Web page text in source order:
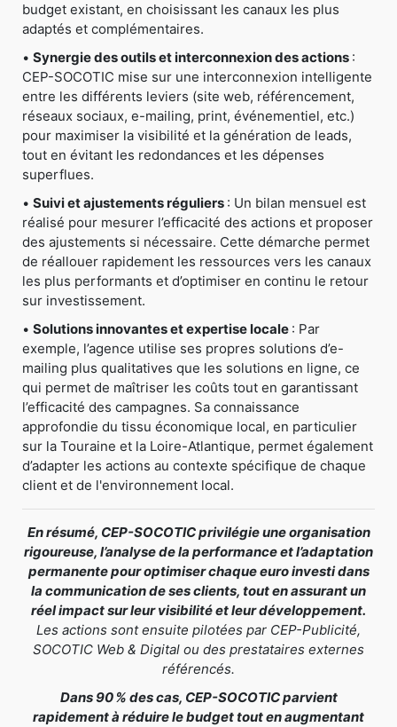
budget existant, en choisissant les canaux les plus
adaptés et complémentaires.
• Synergie des outils et interconnexion des actions :
CEP-SOCOTIC mise sur une interconnexion intelligente
entre les différents leviers (site web, référencement,
réseaux sociaux, e-mailing, print, événementiel, etc.)
pour maximiser la visibilité et la génération de leads,
tout en évitant les redondances et les dépenses
superflues.
• Suivi et ajustements réguliers : Un bilan mensuel est
réalisé pour mesurer l’efficacité des actions et proposer
des ajustements si nécessaire. Cette démarche permet
de réallouer rapidement les ressources vers les canaux
les plus performants et d’optimiser en continu le retour
sur investissement.
• Solutions innovantes et expertise locale : Par
exemple, l’agence utilise ses propres solutions d’e-
mailing plus qualitatives que les solutions en ligne, ce
qui permet de maîtriser les coûts tout en garantissant
l’efficacité des campagnes. Sa connaissance
approfondie du tissu économique local, en particulier
sur la Touraine et la Loire-Atlantique, permet également
d’adapter les actions au contexte spécifique de chaque
client et de l'environnement local.
En résumé, CEP-SOCOTIC privilégie une organisation
rigoureuse, l’analyse de la performance et l’adaptation
permanente pour optimiser chaque euro investi dans
la communication de ses clients, tout en assurant un
réel impact sur leur visibilité et leur développement.
Les actions sont ensuite pilotées par CEP-Publicité,
SOCOTIC Web & Digital ou des prestataires externes
référencés.
Dans 90 % des cas, CEP-SOCOTIC parvient
rapidement à réduire le budget tout en augmentant